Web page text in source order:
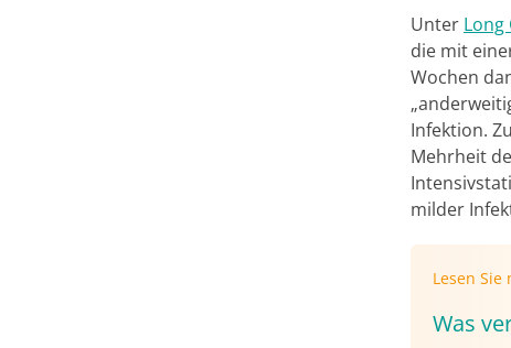
Unter Long
die mit
Wochen
Infektion.
Mehrheit
milder
Lesen Sie
Was